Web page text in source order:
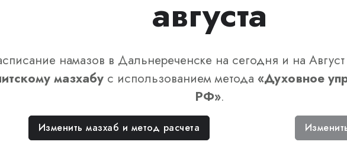
августа
намазов в Дальнереченске на сегодня и на
мазхабус использованием метода «Духовное
РФ».
Изменить мазхаб и метод расчета